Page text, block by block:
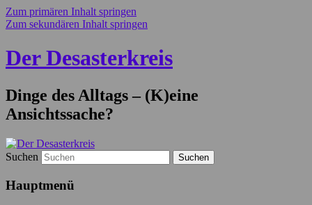
Zum primären Inhalt springen
Zum sekundären Inhalt springen
Der Desasterkreis
Dinge des Alltags – (K)eine
Ansichtssache?
Suchen
Hauptmenü